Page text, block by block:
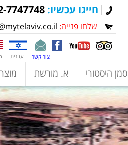
חייגו עכשיו: 7747748
שלחו פנייה:
עברית צור קשר
סמן היסטורי א. מורשת